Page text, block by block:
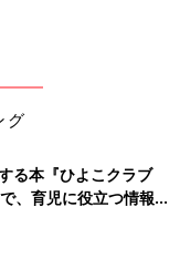
グ
る本『ひよこクラブ
、育児に役立つ情報が